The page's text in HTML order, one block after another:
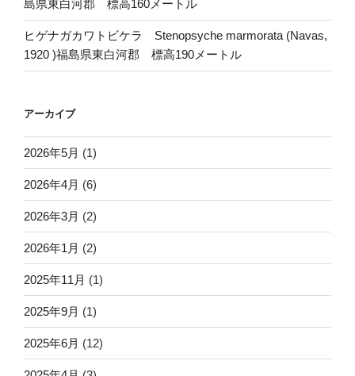
島県東白河郡 標高160メートル
ヒゲナガカワトビケラ Stenopsyche marmorata (Navas,
1920 )福島県東白河郡 標高190メートル
アーカイブ
2026年5月 (1)
2026年4月 (6)
2026年3月 (2)
2026年1月 (2)
2025年11月 (1)
2025年9月 (1)
2025年6月 (12)